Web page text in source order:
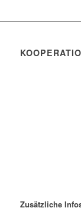
Zusätzliche